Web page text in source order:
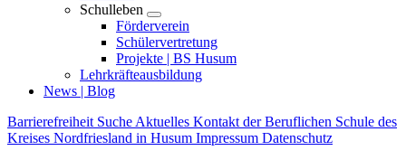
Schulleben
Förderverein
Schülervertretung
Projekte | BS Husum
Lehrkräfteausbildung
News | Blog
Barrierefreiheit Suche Aktuelles Kontakt der Beruflichen Schule des
Kreises Nordfriesland in Husum Impressum Datenschutz